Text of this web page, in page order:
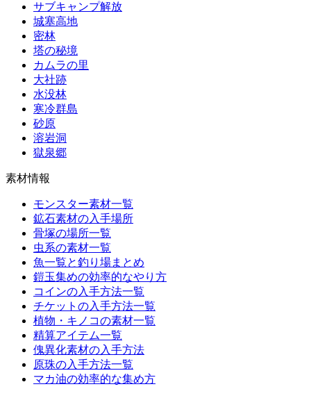
サブキャンプ解放
城塞高地
密林
塔の秘境
カムラの里
大社跡
水没林
寒冷群島
砂原
溶岩洞
獄泉郷
素材情報
モンスター素材一覧
鉱石素材の入手場所
骨塚の場所一覧
虫系の素材一覧
魚一覧と釣り場まとめ
鎧玉集めの効率的なやり方
コインの入手方法一覧
チケットの入手方法一覧
植物・キノコの素材一覧
精算アイテム一覧
傀異化素材の入手方法
原珠の入手方法一覧
マカ油の効率的な集め方